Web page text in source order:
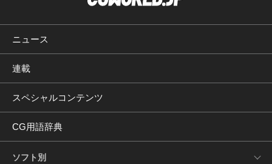
ニュース
連載
スペシャルコンテンツ
CG用語辞典
ソフト別